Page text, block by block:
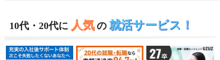
10代・20代に 人気の 就活サービス！